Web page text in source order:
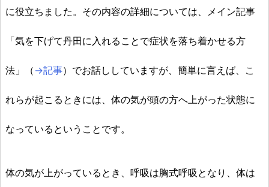
に役立ちました。その内容の詳細については、メイン記事
「気を下げて丹田に入れることで症状を落ち着かせる方
法」（ →記事）でお話ししていますが、簡単に言えば、こ
れらが起こるときには、体の気が頭の方へ上がった状態に
なっているということです。
体の気が上がっているとき、呼吸は胸式呼吸となり、体は